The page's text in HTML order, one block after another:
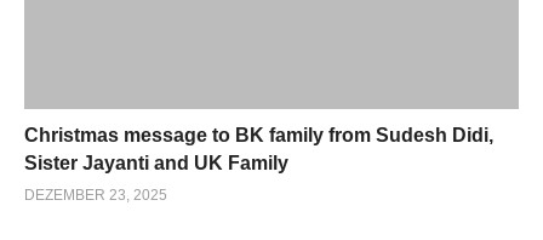
Christmas message to BK family from Sudesh Didi,
Sister Jayanti and UK Family
DEZEMBER 23, 2025